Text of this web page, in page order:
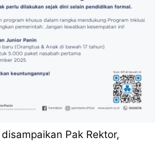
Pak Rektor,